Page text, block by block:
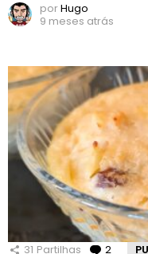
porHugo
9 meses atrás
31 Partilhas 2